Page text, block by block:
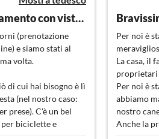
Bellissimo appartamento con vista lago
(prenotazione
e siamo stati al
volta.
di cui hai bisogno è lì
(nel nostro caso:
prese). C'è un bel
biciclette e
Con l'autobus si
Per noi è
La casa, il
proprietari
Per noi è
abbiamo
nostro
Anche la